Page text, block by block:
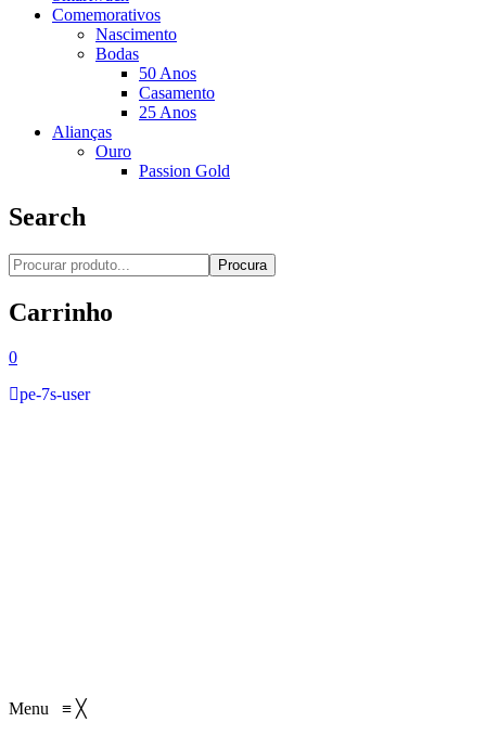
Comemorativos
Nascimento
Bodas
50 Anos
Casamento
25 Anos
Alianças
Ouro
Passion Gold
Search
Procura
Carrinho
0
pe-7s-user
Menu ≡ ╳